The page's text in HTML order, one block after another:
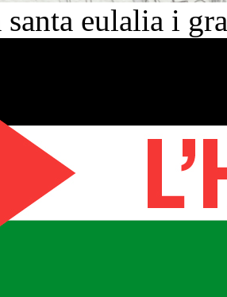
eulalia i